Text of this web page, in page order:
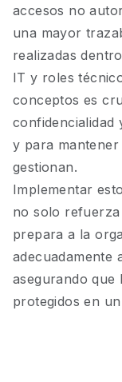
accesos no
una mayor
realizadas
IT y roles
conceptos es
confidencialidad
y para
gestionan.
Implementar
no solo refuerza
prepara a la
adecuadamente
asegurando que
protegidos en